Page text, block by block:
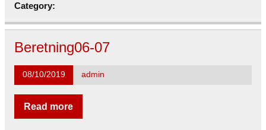
Category:
Beretning06-07
08/10/2019 admin
Read more